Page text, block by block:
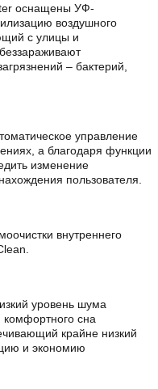
оснащены УФ-
воздушного
с улицы и
– бактерий,
управление
а благодаря функции
изменение
пользователя.
внутреннего
уровень шума
комфортного сна
крайне низкий
и экономию